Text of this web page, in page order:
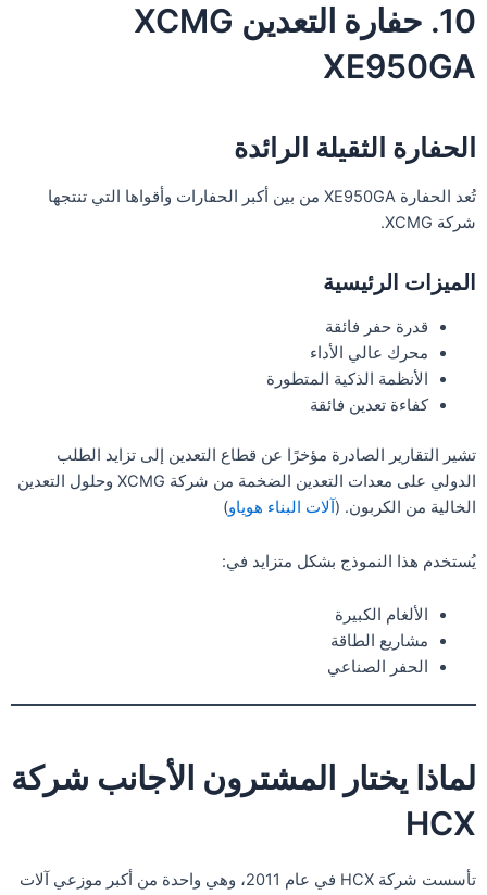
10. حفارة التعدين XCMG
XE950GA
الحفارة الثقيلة الرائدة
تُعد الحفارة XE950GA من بين أكبر الحفارات وأقواها التي تنتجها
شركة XCMG.
الميزات الرئيسية
قدرة حفر فائقة
محرك عالي الأداء
الأنظمة الذكية المتطورة
كفاءة تعدين فائقة
تشير التقارير الصادرة مؤخرًا عن قطاع التعدين إلى تزايد الطلب
الدولي على معدات التعدين الضخمة من شركة XCMG وحلول التعدين
الخالية من الكربون. (آلات البناء هوياو)
يُستخدم هذا النموذج بشكل متزايد في:
الألغام الكبيرة
مشاريع الطاقة
الحفر الصناعي
لماذا يختار المشترون الأجانب شركة
HCX
تأسست شركة HCX في عام 2011، وهي واحدة من أكبر موزعي آلات